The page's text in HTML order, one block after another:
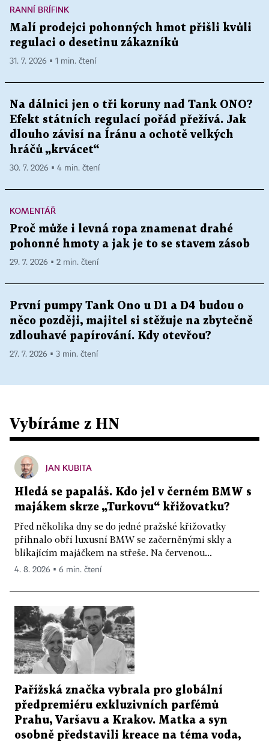
RANNÍ BRÍFINK
Malí prodejci pohonných hmot přišli kvůli
regulaci o desetinu zákazníků
31. 7. 2026 ▪ 1 min. čtení
Na dálnici jen o tři koruny nad Tank ONO?
Efekt státních regulací pořád přežívá. Jak
dlouho závisí na Íránu a ochotě velkých
hráčů „krvácet“
30. 7. 2026 ▪ 4 min. čtení
KOMENTÁŘ
Proč může i levná ropa znamenat drahé
pohonné hmoty a jak je to se stavem zásob
29. 7. 2026 ▪ 2 min. čtení
První pumpy Tank Ono u D1 a D4 budou o
něco později, majitel si stěžuje na zbytečně
zdlouhavé papírování. Kdy otevřou?
27. 7. 2026 ▪ 3 min. čtení
Vybíráme z HN
JAN KUBITA
Hledá se papaláš. Kdo jel v černém BMW s
majákem skrze „Turkovu“ křižovatku?
Před několika dny se do jedné pražské křižovatky
přihnalo obří luxusní BMW se začerněnými skly a
blikajícím majáčkem na střeše. Na červenou...
4. 8. 2026 ▪ 6 min. čtení
Pařížská značka vybrala pro globální
předpremiéru exkluzivních parfémů
Prahu, Varšavu a Krakov. Matka a syn
osobně představili kreace na téma voda,